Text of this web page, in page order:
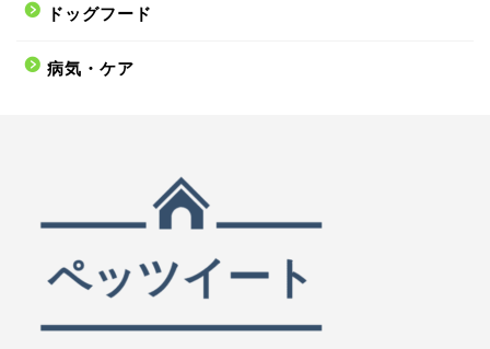
ドッグフード
病気・ケア